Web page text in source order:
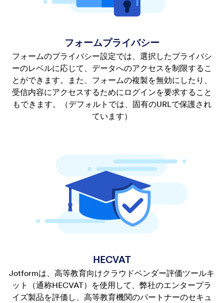
フォームプライバシー
フォームのプライバシー設定では、選択したプライバシ
ーのレベルに応じて、データへのアクセスを制限するこ
とができます。また、フォームの複製を無効にしたり、
受信内容にアクセスするためにログインを要求すること
もできます。（デフォルトでは、固有のURLで保護され
ています）
HECVAT
Jotformは、高等教育向けクラウドベンダー評価ツールキ
ット（通称HECVAT）を使用して、弊社のエンタープラ
イズ製品を評価し、高等教育機関のパートナーのセキュ